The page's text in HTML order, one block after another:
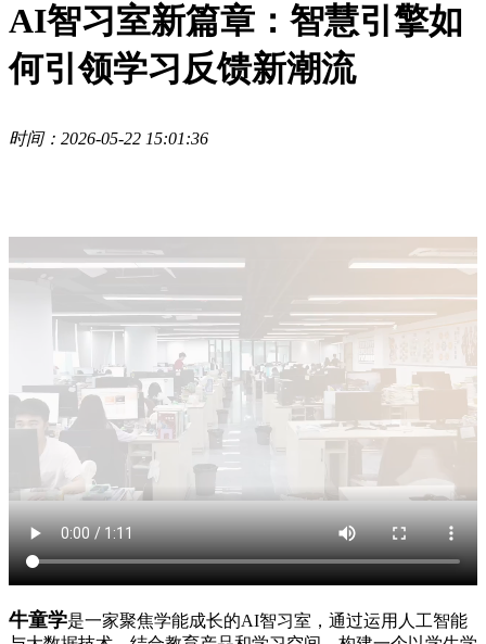
AI智习室新篇章：智慧引擎如
何引领学习反馈新潮流
时间：2026-05-22 15:01:36
牛童学是一家聚焦学能成长的AI智习室，通过运用人工智能